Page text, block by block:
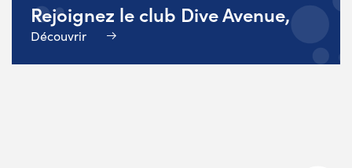
Rejoignez le club Dive Avenue,
Découvrir